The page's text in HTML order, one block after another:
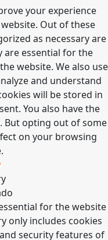
your experience
Out of these
as necessary are
are essential for the
website. We also use
and understand
will be stored in
You also have the
But opting out of some
on your browsing
for the website
only includes cookies
security features of